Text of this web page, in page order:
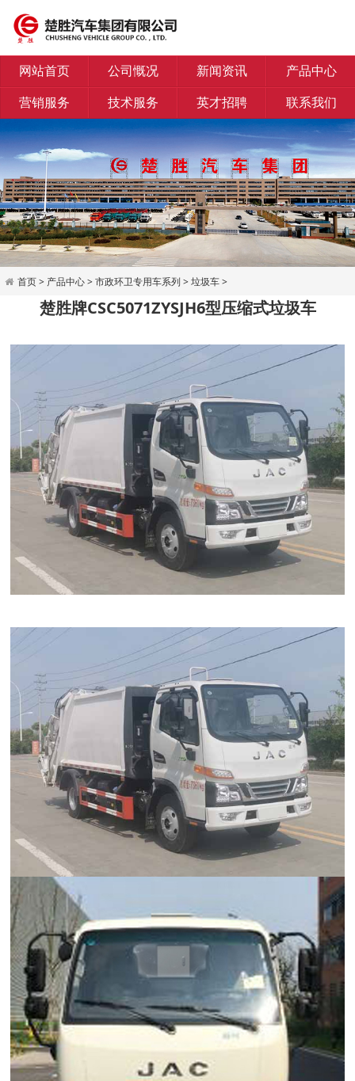
网站首页 公司慨况 新闻资讯
产品中心
营销服务
技术服务 英才招聘 联系我们
首页> 产品中心>市政环卫专用车系列>垃圾车>
楚胜牌CSC5071ZYSJH6型压缩式垃圾车